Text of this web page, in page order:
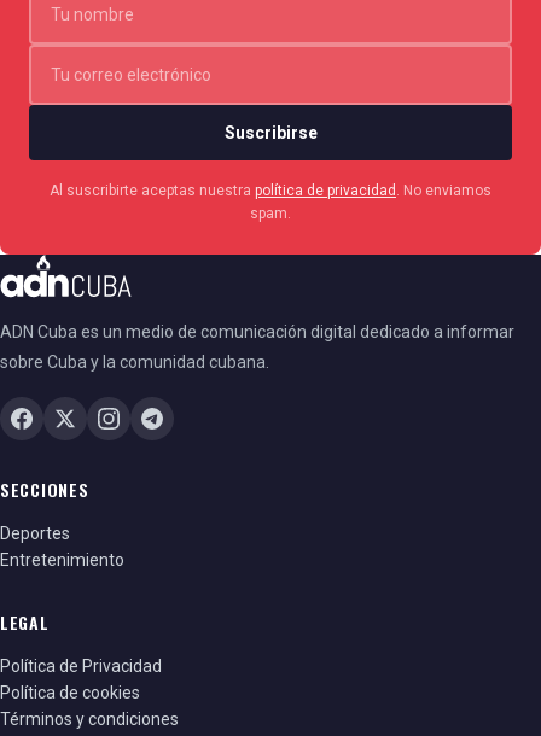
Suscribirse
Al suscribirte aceptas nuestra política de privacidad
. No enviamos
spam.
ADN Cuba es un medio de comunicación digital dedicado a informar
sobre Cuba y la comunidad cubana.
SECCIONES
Deportes
Entretenimiento
LEGAL
Política de Privacidad
Política de cookies
Términos y condiciones